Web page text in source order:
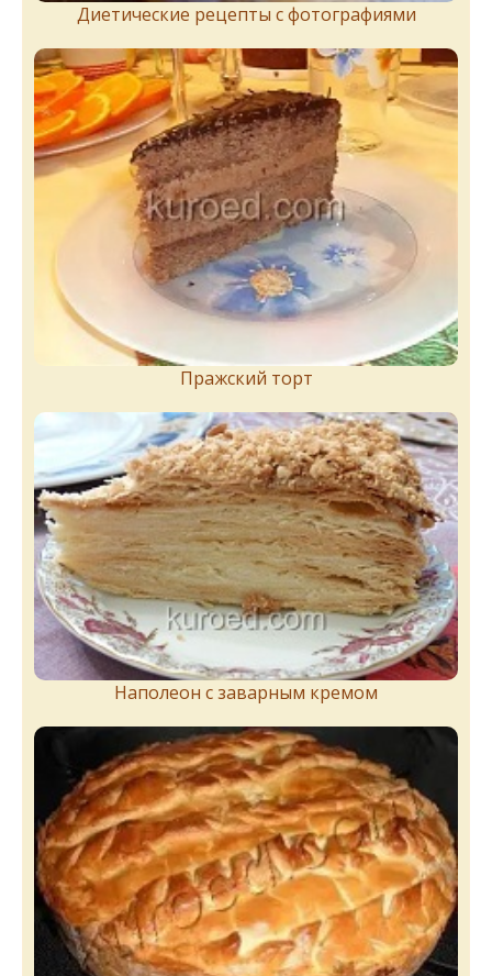
Диетические рецепты с фотографиями
Пражский торт
Наполеон с заварным кремом